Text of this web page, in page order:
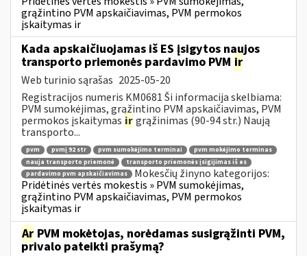
grąžintino PVM apskaičiavimas, PVM permokos
įskaitymas ir
Kada apskaičiuojamas iš ES įsigytos naujos
transporto priemonės pardavimo PVM ir
Web turinio sąrašas 2025-05-20
Registracijos numeris KM0681 Ši informacija skelbiama:
PVM sumokėjimas, grąžintino PVM apskaičiavimas, PVM
permokos įskaitymas irgrąžinimas (90-94 str.) Naują
transporto...
pvm pvmį 92 str pvm sumokėjimo terminai
pvm mokėjimo terminas
nauja transporto priemonė
transporto priemonės įsigijimas iš es
pardavimo pvm apskaičiavimas
Mokesčių žinyno kategorijos:
Pridėtinės vertės mokestis » PVM sumokėjimas,
grąžintino PVM apskaičiavimas, PVM permokos
įskaitymas ir
Ar PVM mokėtojas, norėdamas susigrąžinti PVM,
privalo pateikti prašymą?